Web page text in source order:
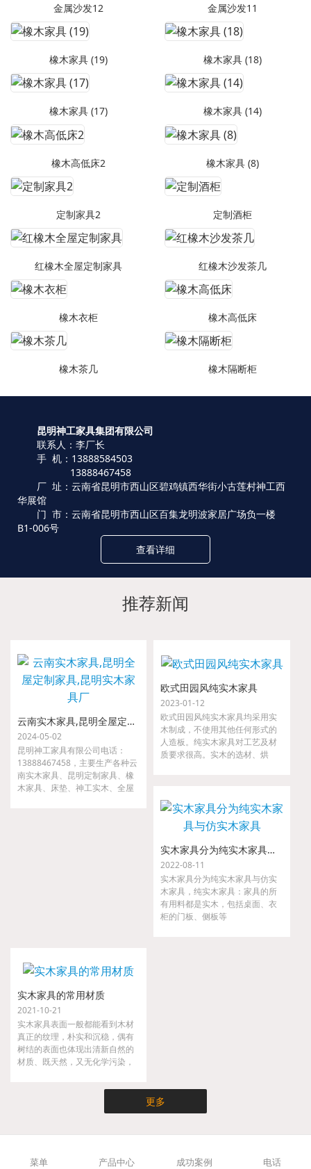
金属沙发12 金属沙发11
橡木家具 (19) 橡木家具 (18)
橡木家具 (17) 橡木家具 (14)
橡木高低床2 橡木家具 (8)
定制家具2 定制酒柜
红橡木全屋定制家具 红橡木沙发茶几
橡木衣柜 橡木高低床
橡木茶几 橡木隔断柜
昆明神工家具集团有限公司
联系人：李厂长
手 机：13888584503
13888467458
厂 址：云南省昆明市西山区碧鸡镇西华街小古莲村神工西
华展馆
门 市：云南省昆明市西山区百集龙明波家居广场负一楼
B1-006号
查看详细
推荐新闻
云南实木家具,昆明全屋定制家具,昆明实木家具厂
2024-05-02
昆明神工家具有限公司电话：
13888467458，主要生产各种云
南实木家具、昆明定制家具、橡
木家具、床垫、神工实木、全屋
欧式田园风纯实木家具
2023-01-12
欧式田园风纯实木家具均采用实
木制成，不使用其他任何形式的
人造板。纯实木家具对工艺及材
质要求很高。实木的选材、烘
象，大则整套家具变形，以至无
法使用。
实木家具分为纯实木家具与仿实木家具
2022-08-11
实木家具分为纯实木家具与仿实
木家具，纯实木家具：家具的所
有用料都是实木，包括桌面、衣
柜的门板、侧板等
实木家具的常用材质
2021-10-21
实木家具表面一般都能看到木材
真正的纹理，朴实和沉稳，偶有
树结的表面也体现出清新自然的
材质、既天然，又无化学污染，
现代都市人崇尚大自然的家具。
更多
菜单 产品中心 成功案例 电话